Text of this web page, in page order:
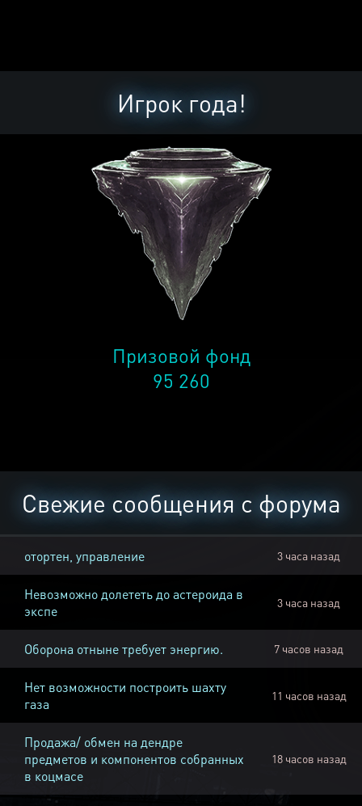
Игрок года!
Призовой фонд
95 260
Свежие сообщения с форума
отортен, управление 3 часа назад
Невозможно долететь до астероида в
экспе
3 часа назад
Оборона отныне требует энергию. 7 часов назад
Нет возможности построить шахту
газа
11 часов назад
Продажа/ обмен на дендре
предметов и компонентов собранных
в коцмасе
18 часов назад